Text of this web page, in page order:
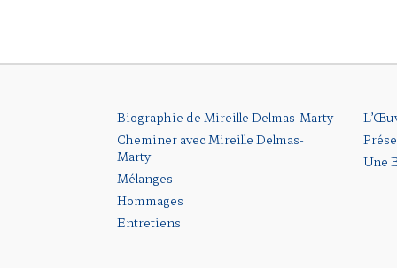
Biographie de Mireille Delmas-Marty
Cheminer avec Mireille Delmas-
Marty
Mélanges
Hommages
Entretiens
Une